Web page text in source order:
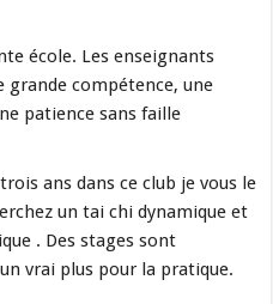
école. Les enseignants
grande compétence, une
patience sans faille
ans dans ce club je vous le
un tai chi dynamique et
. Des stages sont
vrai plus pour la pratique.